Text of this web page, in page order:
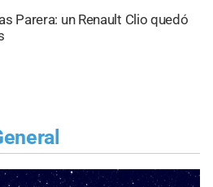
Parera: un Renault Clio quedó